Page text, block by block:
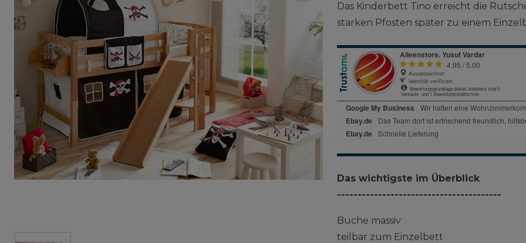
Das Kinderbett Tino erreicht die
starken Pfosten später zu einem
Das wichtigste im Überblick
----------------------------------------
Buche massiv
teilbar zum Einzelbett